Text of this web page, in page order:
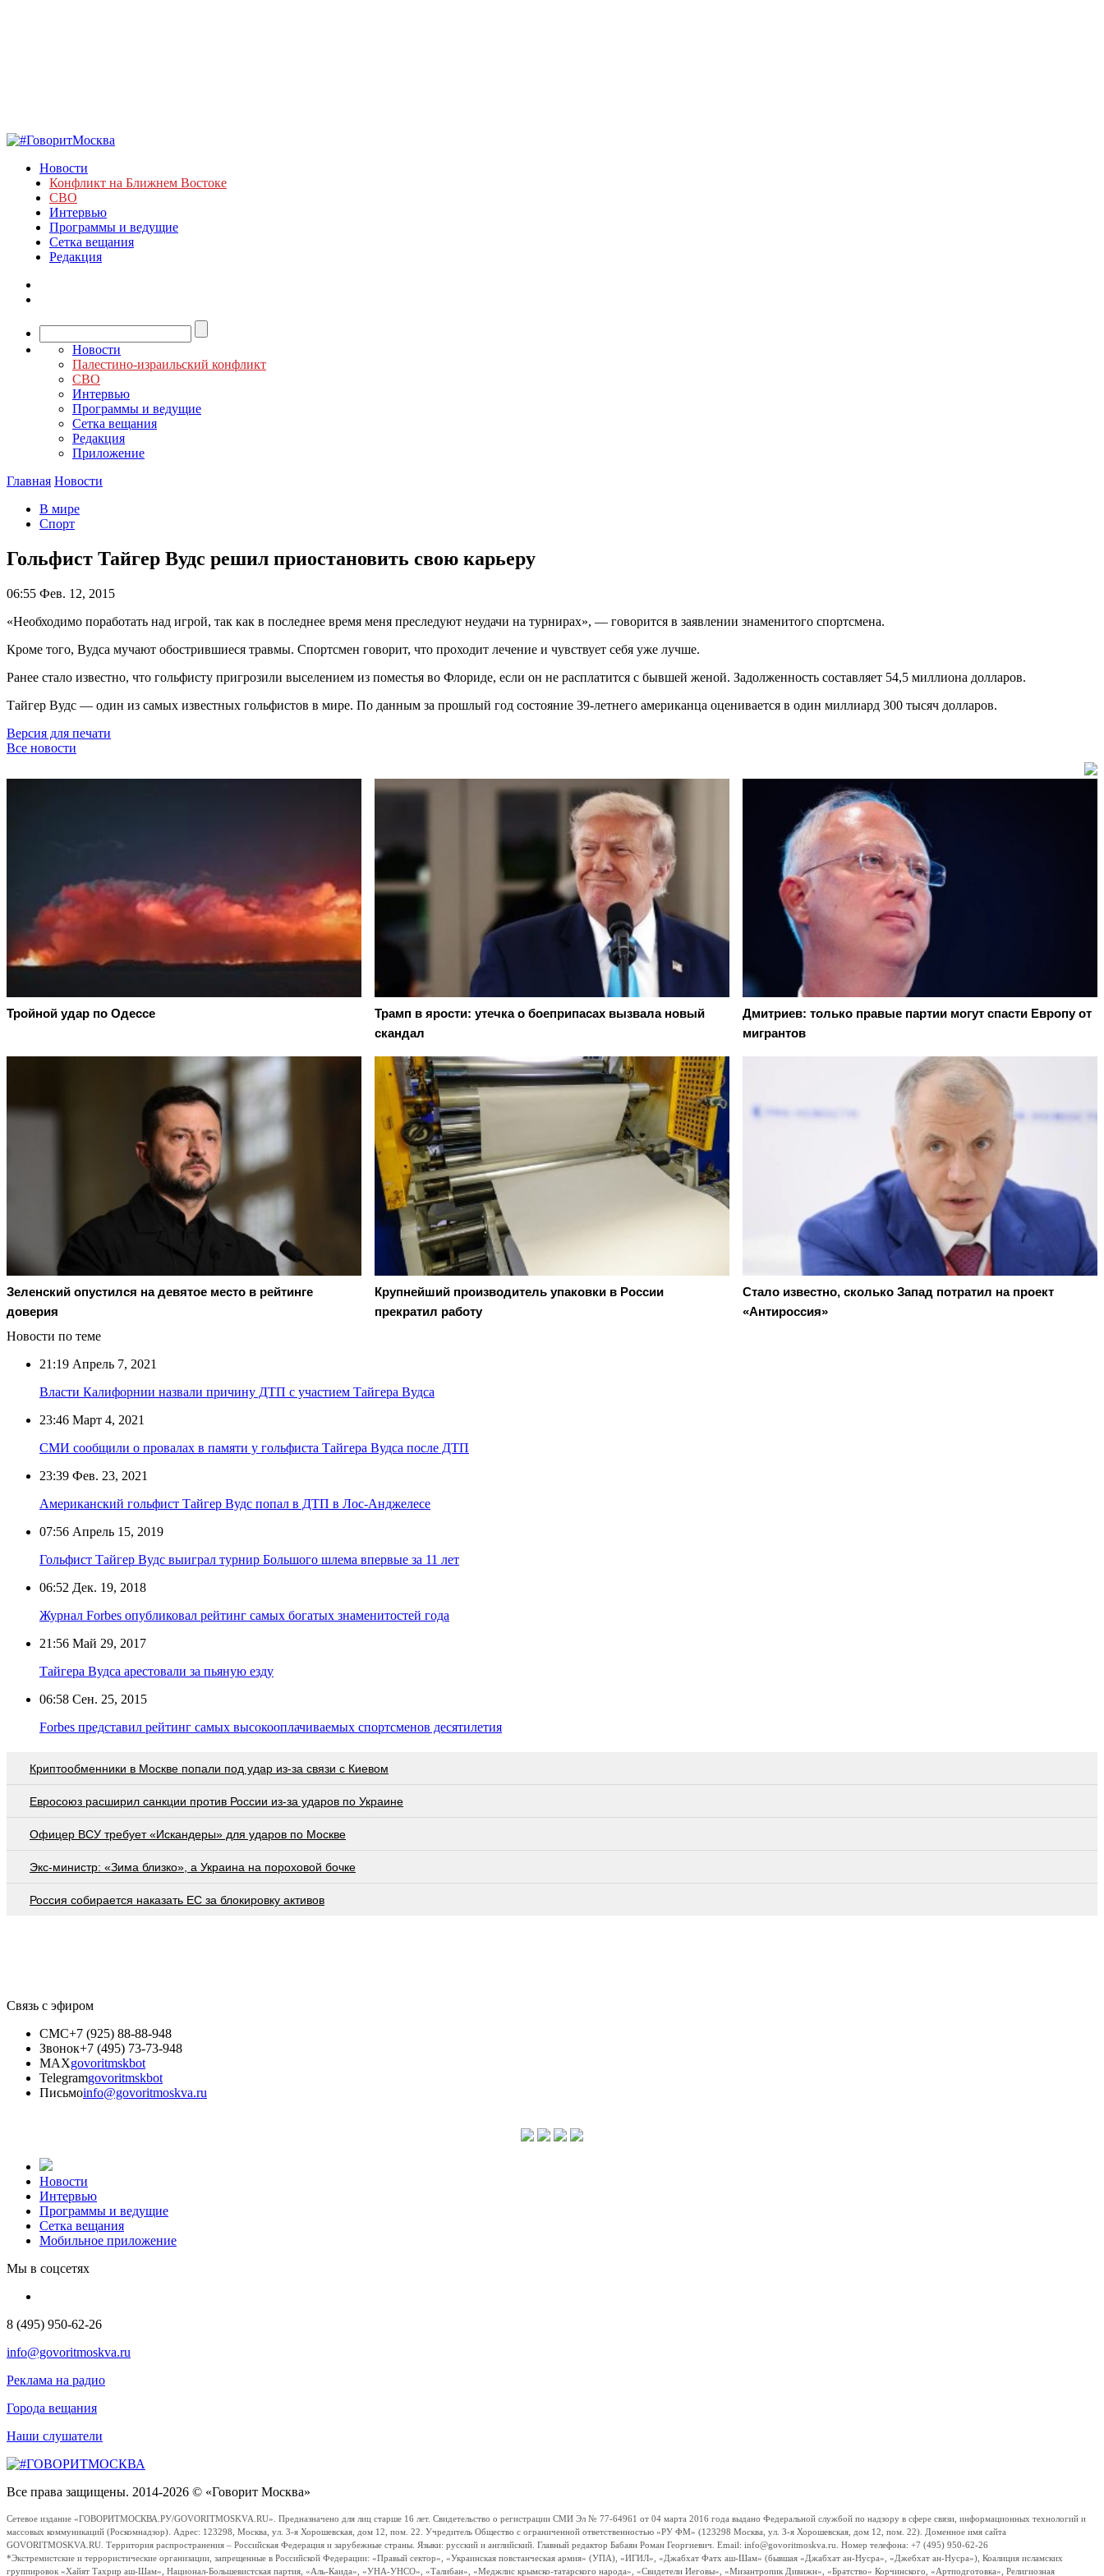
Новости
Конфликт на Ближнем Востоке
СВО
Интервью
Программы и ведущие
Сетка вещания
Редакция
Новости
Палестино-израильский конфликт
СВО
Интервью
Программы и ведущие
Сетка вещания
Редакция
Приложение
Главная Новости
В мире
Спорт
Гольфист Тайгер Вудс решил приостановить свою карьеру
06:55 Фев. 12, 2015
«Необходимо поработать над игрой, так как в последнее время меня преследуют неудачи на турнирах», — говорится в заявлении знаменитого спортсмена.
Кроме того, Вудса мучают обострившиеся травмы. Спортсмен говорит, что проходит лечение и чувствует себя уже лучше.
Ранее стало известно, что гольфисту пригрозили выселением из поместья во Флориде, если он не расплатится с бывшей женой. Задолженность составляет 54,5 миллиона долларов.
Тайгер Вудс — один из самых известных гольфистов в мире. По данным за прошлый год состояние 39-летнего американца оценивается в один миллиард 300 тысяч долларов.
Версия для печати
Все новости
Тройной удар по Одессe
Трамп в ярости: утечка о боеприпасах вызвала новый
скандал
Дмитриев: только правые партии могут спасти Европу от
мигрантов
Зеленский опустился на девятое место в рейтинге
доверия
Крупнейший производитель упаковки в России
прекратил работу
Стало известно, сколько Запад потратил на проект
«Антироссия»
Новости по теме
21:19 Апрель 7, 2021
Власти Калифорнии назвали причину ДТП с участием Тайгера Вудса
23:46 Март 4, 2021
СМИ сообщили о провалах в памяти у гольфиста Тайгера Вудса после ДТП
23:39 Фев. 23, 2021
Американский гольфист Тайгер Вудс попал в ДТП в Лос-Анджелесе
07:56 Апрель 15, 2019
Гольфист Тайгер Вудс выиграл турнир Большого шлема впервые за 11 лет
06:52 Дек. 19, 2018
Журнал Forbes опубликовал рейтинг самых богатых знаменитостей года
21:56 Май 29, 2017
Тайгера Вудса арестовали за пьяную езду
06:58 Сен. 25, 2015
Forbes представил рейтинг самых высокооплачиваемых спортсменов десятилетия
Криптообменники в Москве попали под удар из-за связи с Киевом
Евросоюз расширил санкции против России из-за ударов по Украине
Офицер ВСУ требует «Искандеры» для ударов по Москве
Экс-министр: «Зима близко», а Украина на пороховой бочке
Россия собирается наказать EC за блокировку активов
Связь с эфиром
СМС+7 (925) 88-88-948
Звонок+7 (495) 73-73-948
MAXgovoritmskbot
Telegramgovoritmskbot
Письмоinfo@govoritmoskva.ru
Новости
Интервью
Программы и ведущие
Сетка вещания
Мобильное приложение
Мы в соцсетях
8 (495) 950-62-26
info@govoritmoskva.ru
Реклама на радио
Города вещания
Наши слушатели
Все права защищены. 2014-2026 © «Говорит Москва»
Сетевое издание «ГОВОРИТМОСКВА.РУ/GOVORITMOSKVA.RU». Предназначено для лиц старше 16 лет. Свидетельство о регистрации СМИ Эл № 77-64961 от 04 марта 2016 года выдано Федеральной службой по надзору в сфере связи, информационных технологий и
массовых коммуникаций (Роскомнадзор). Адрес: 123298, Москва, ул. 3-я Хорошевская, дом 12, пом. 22. Учредитель Общество с ограниченной ответственностью «РУ ФМ» (123298 Москва, ул. 3-я Хорошевская, дом 12, пом. 22). Доменное имя сайта
GOVORITMOSKVA.RU. Территория распространения – Российская Федерация и зарубежные страны. Языки: русский и английский. Главный редактор Бабаян Роман Георгиевич. Email: info@govoritmoskva.ru. Номер телефона: +7 (495) 950-62-26
*Экстремистские и террористические организации, запрещенные в Российской Федерации: «Правый сектор», «Украинская повстанческая армия» (УПА), «ИГИЛ», «Джабхат Фатх аш-Шам» (бывшая «Джабхат ан-Нусра», «Джебхат ан-Нусра»), Коалиция исламских
группировок «Хайят Тахрир аш-Шам», Национал-Большевистская партия, «Аль-Каида», «УНА-УНСО», «Талибан», «Меджлис крымско-татарского народа», «Свидетели Иеговы», «Мизантропик Дивижн», «Братство» Корчинского, «Артподготовка», Религиозная